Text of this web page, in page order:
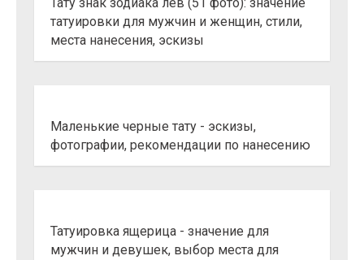
татуировки для мужчин и женщин, стили,
места нанесения, эскизы
Маленькие черные тату - эскизы,
фотографии, рекомендации по нанесению
Татуировка ящерица - значение для
мужчин и девушек, выбор места для